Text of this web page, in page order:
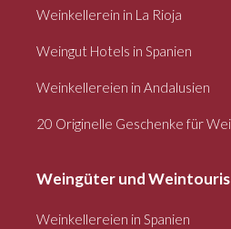
Weinkellerein in La Rioja
Weingut Hotels in Spanien
Weinkellereien in Andalusien
20 Originelle Geschenke für
Weingüter und
Weinkellereien in Spanien